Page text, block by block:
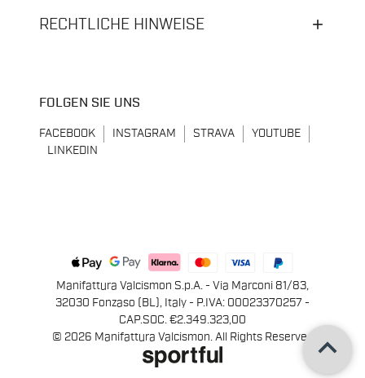
RECHTLICHE HINWEISE
FOLGEN SIE UNS
FACEBOOK INSTAGRAM STRAVA
YOUTUBE
LINKEDIN
Manifattura Valcismon S.p.A. - Via Marconi 81/83,
32030 Fonzaso (BL), Italy - P.IVA: 00023370257 -
CAP.SOC. €2.349.323,00
© 2026 Manifattura Valcismon. All Rights Reserved
keyboard_arrow_up